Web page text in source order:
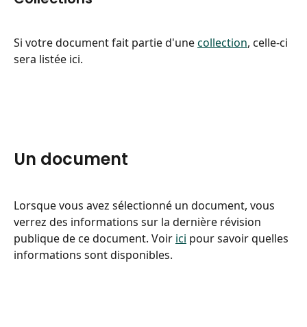
Si votre document fait partie d'une collection, celle-ci
sera listée ici.
Un document
Lorsque vous avez sélectionné un document, vous
verrez des informations sur la dernière révision
publique de ce document. Voir ici pour savoir quelles
informations sont disponibles.